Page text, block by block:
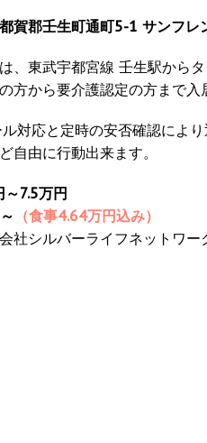
賀郡壬生町通町5-1 サンフレ
、東武宇都宮線 壬生駅から
方から要介護認定の方まで入
対応と定時の安否確認によ
自由に行動出来ます。
7.5万円
（食事4.64万円込み）
社シルバーライフネットワー